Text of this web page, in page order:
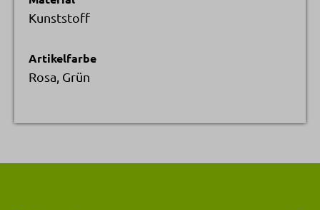
Kunststoff
Artikelfarbe
Rosa, Grün